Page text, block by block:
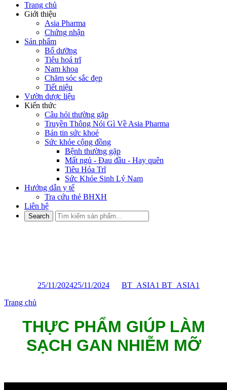
Trang chủ
Giới thiệu
Asia Pharma
Chứng nhận
Sản phẩm
Bổ dưỡng
Tiêu hoá trĩ
Nam khoa
Chăm sóc sắc đẹp
Tiết niệu
Vườn dược liệu
Kiến thức
Câu hỏi thường gặp
Truyền Thông Nói Gì Về Asia Pharma
Bản tin sức khoẻ
Sức khỏe cộng đồng
Bệnh thường gặp
Mất ngủ - Đau đầu - Hay quên
Tiêu Hóa Trĩ
Sức Khỏe Sinh Lý Nam
Hướng dẫn y tế
Tra cứu thẻ BHXH
Liên hệ
25/11/202425/11/2024
BT_ASIA1 BT_ASIA1
Trang chủ
THỰC PHẨM GIÚP LÀM
SẠCH GAN NHIỄM MỠ